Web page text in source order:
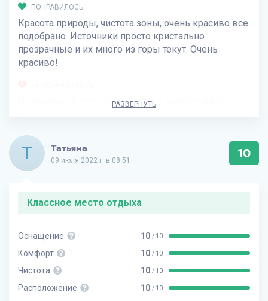
ПОНРАВИЛОСЬ:
Красота природы, чистота зоны, очень красиво все
подобрано. Источники просто кристально
прозрачные и их много из горы текут. Очень
красиво!
Не поняли на счёт воды - кто-то делал анализ?
РАЗВЕРНУТЬ
Т Татьяна
09 июля 2022 г. в 08:51 10
Классное место отдыха
Оснащение 10 / 10
Комфорт 10 / 10
Чистота 10 / 10
Расположение 10 / 10